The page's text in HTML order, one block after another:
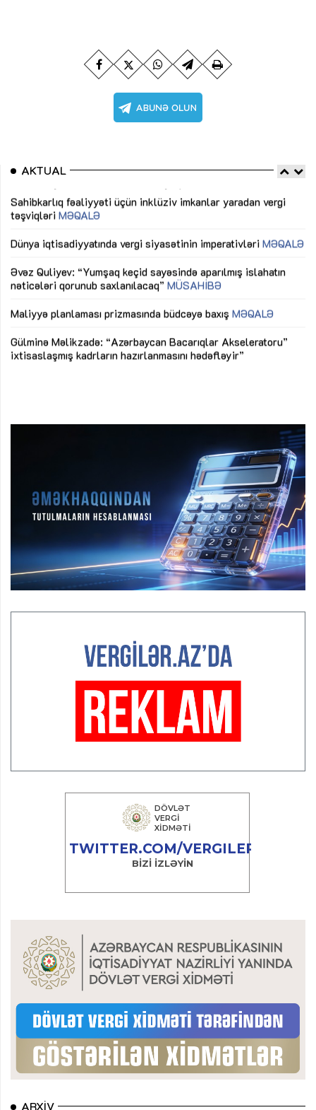
AKTUAL
Sahibkarlıq fəaliyyəti üçün inklüziv imkanlar yaradan vergi
təşviqləriMƏQALƏ
Dünya iqtisadiyyatında vergi siyasətinin imperativləri MƏQALƏ
Əvəz Quliyev: “Yumşaq keçid sayəsində aparılmış islahatın
nəticələri qorunub saxlanılacaq”MÜSAHİBƏ
Maliyyə planlaması prizmasında büdcəyə baxış MƏQALƏ
Gülminə Məlikzadə: “Azərbaycan Bacarıqlar Akseleratoru”
ixtisaslaşmış kadrların hazırlanmasını hədəfləyir”
ARXIV